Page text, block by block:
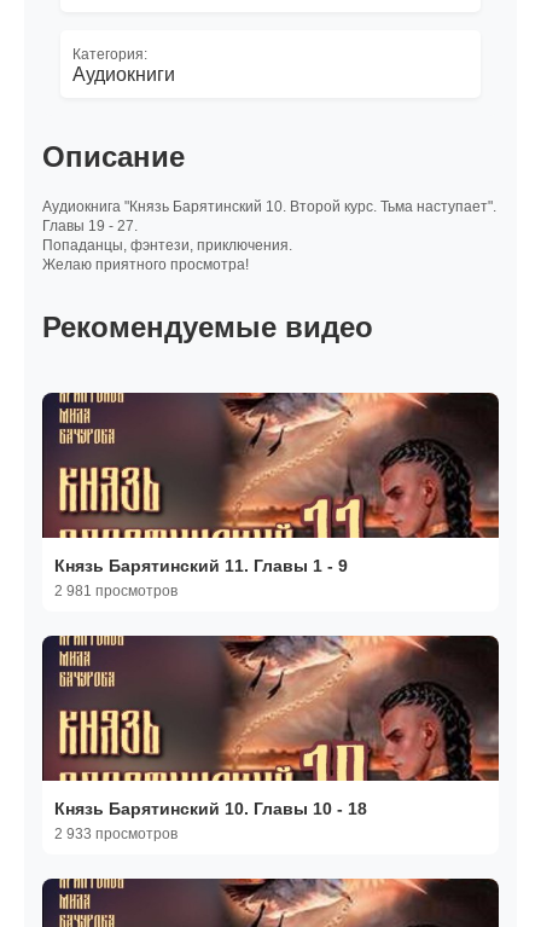
Категория:
Аудиокниги
Описание
Аудиокнига "Князь Барятинский 10. Второй курс. Тьма наступает".
Главы 19 - 27.
Попаданцы, фэнтези, приключения.
Желаю приятного просмотра!
Рекомендуемые видео
Князь Барятинский 11. Главы 1 - 9
2 981 просмотров
Князь Барятинский 10. Главы 10 - 18
2 933 просмотров